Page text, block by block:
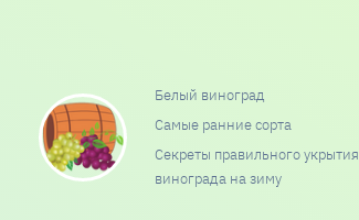
Белый виноград
Самые ранние сорта
Секреты правильного укрытия
винограда на зиму